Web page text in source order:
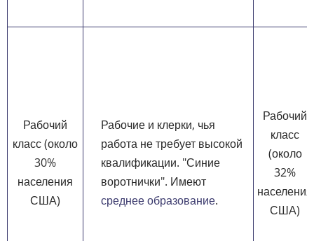
Рабочий
класс (около
30%
населения
США)
Рабочие и клерки, чья
работа не требует высокой
квалификации. "Синие
воротнички". Имеют
среднее образование.
Рабочий
класс
(около
32%
населения
США)